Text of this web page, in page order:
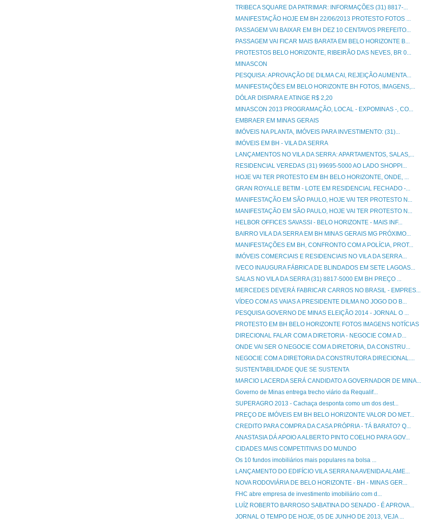
TRIBECA SQUARE DA PATRIMAR: INFORMAÇÕES (31) 8817-...
MANIFESTAÇÃO HOJE EM BH 22/06/2013 PROTESTO FOTOS ...
PASSAGEM VAI BAIXAR EM BH DEZ 10 CENTAVOS PREFEITO...
PASSAGEM VAI FICAR MAIS BARATA EM BELO HORIZONTE B...
PROTESTOS BELO HORIZONTE, RIBEIRÃO DAS NEVES, BR 0...
MINASCON
PESQUISA: APROVAÇÃO DE DILMA CAI, REJEIÇÃO AUMENTA...
MANIFESTAÇÕES EM BELO HORIZONTE BH FOTOS, IMAGENS,...
DÓLAR DISPARA E ATINGE R$ 2,20
MINASCON 2013 PROGRAMAÇÃO, LOCAL - EXPOMINAS -, CO...
EMBRAER EM MINAS GERAIS
IMÓVEIS NA PLANTA, IMÓVEIS PARA INVESTIMENTO: (31)...
IMÓVEIS EM BH - VILA DA SERRA
LANÇAMENTOS NO VILA DA SERRA: APARTAMENTOS, SALAS,...
RESIDENCIAL VEREDAS (31) 99695-5000 AO LADO SHOPPI...
HOJE VAI TER PROTESTO EM BH BELO HORIZONTE, ONDE, ...
GRAN ROYALLE BETIM - LOTE EM RESIDENCIAL FECHADO -...
MANIFESTAÇÃO EM SÃO PAULO, HOJE VAI TER PROTESTO N...
MANIFESTAÇÃO EM SÃO PAULO, HOJE VAI TER PROTESTO N...
HELBOR OFFICES SAVASSI - BELO HORIZONTE - MAIS INF...
BAIRRO VILA DA SERRA EM BH MINAS GERAIS MG PRÓXIMO...
MANIFESTAÇÕES EM BH, CONFRONTO COM A POLÍCIA, PROT...
IMÓVEIS COMERCIAIS E RESIDENCIAIS NO VILA DA SERRA...
IVECO INAUGURA FÁBRICA DE BLINDADOS EM SETE LAGOAS...
SALAS NO VILA DA SERRA (31) 8817-5000 EM BH PREÇO ...
MERCEDES DEVERÁ FABRICAR CARROS NO BRASIL - EMPRES...
VÍDEO COM AS VAIAS A PRESIDENTE DILMA NO JOGO DO B...
PESQUISA GOVERNO DE MINAS ELEIÇÃO 2014 - JORNAL O ...
PROTESTO EM BH BELO HORIZONTE FOTOS IMAGENS NOTÍCIAS
DIRECIONAL FALAR COM A DIRETORIA - NEGOCIE COM A D...
ONDE VAI SER O NEGOCIE COM A DIRETORIA, DA CONSTRU...
NEGOCIE COM A DIRETORIA DA CONSTRUTORA DIRECIONAL....
SUSTENTABILIDADE QUE SE SUSTENTA
MARCIO LACERDA SERÁ CANDIDATO A GOVERNADOR DE MINA...
Governo de Minas entrega trecho viário da Requalif...
SUPERAGRO 2013 - Cachaça desponta como um dos dest...
PREÇO DE IMÓVEIS EM BH BELO HORIZONTE VALOR DO MET...
CREDITO PARA COMPRA DA CASA PRÓPRIA - TÁ BARATO? Q...
ANASTASIA DÁ APOIO A ALBERTO PINTO COELHO PARA GOV...
CIDADES MAIS COMPETITIVAS DO MUNDO
Os 10 fundos imobiliários mais populares na bolsa ...
LANÇAMENTO DO EDIFÍCIO VILA SERRA NA AVENIDA ALAME...
NOVA RODOVIÁRIA DE BELO HORIZONTE - BH - MINAS GER...
FHC abre empresa de investimento imobiliário com d...
LUÍZ ROBERTO BARROSO SABATINA DO SENADO - É APROVA...
JORNAL O TEMPO DE HOJE, 05 DE JUNHO DE 2013, VEJA ...